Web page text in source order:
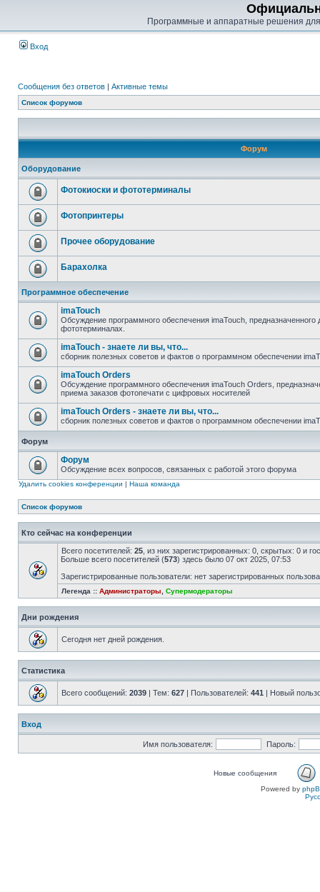
Программные и аппаратные решения
Вход
Сообщения без ответов | Активные темы
Список форумов
Форум
Оборудование
Фотокиоски и фототерминалы
Фотопринтеры
Прочее оборудование
Барахолка
Программное обеспечение
imaTouch
Обсуждение программного обеспечения imaTouch, предназначенного
фототерминалах.
imaTouch - знаете ли вы, что...
сборник полезных советов и фактов о программном обеспечении
imaTouch Orders
Обсуждение программного обеспечения imaTouch Orders,
приема заказов фотопечати с цифровых носителей
imaTouch Orders - знаете ли вы, что...
сборник полезных советов и фактов о программном обеспечении
Форум
Форум
Обсуждение всех вопросов, связанных с работой этого форума
Удалить cookies конференции | Наша команда
Список форумов
Кто сейчас на конференции
Всего посетителей: 25 , из них зарегистрированных: 0, скрытых: 0 и
Больше всего посетителей (573) здесь было 07 окт 2025, 07:53
Зарегистрированные пользователи: нет зарегистрированных
Легенда :: Администраторы Супермодераторы
Дни рождения
Сегодня нет дней рождения.
Статистика
Всего сообщений: 2039 | Тем: 627 | Пользователей: 441 | Новый
Вход
Имя пользователя: Пароль:
Новые сообщения
Powered by